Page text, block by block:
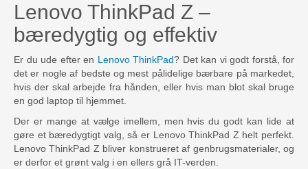
Lenovo ThinkPad Z –
bæredygtig og effektiv
Er du ude efter en Lenovo ThinkPad? Det kan vi godt forstå, for
det er nogle af bedste og mest pålidelige bærbare på markedet,
hvis der skal arbejde fra hånden, eller hvis man blot skal bruge
en god laptop til hjemmet.
Der er mange at vælge imellem, men hvis du godt kan lide at
gøre et bæredygtigt valg, så er Lenovo ThinkPad Z helt perfekt.
Lenovo ThinkPad Z bliver konstrueret af genbrugsmaterialer, og
er derfor et grønt valg i en ellers grå IT-verden.